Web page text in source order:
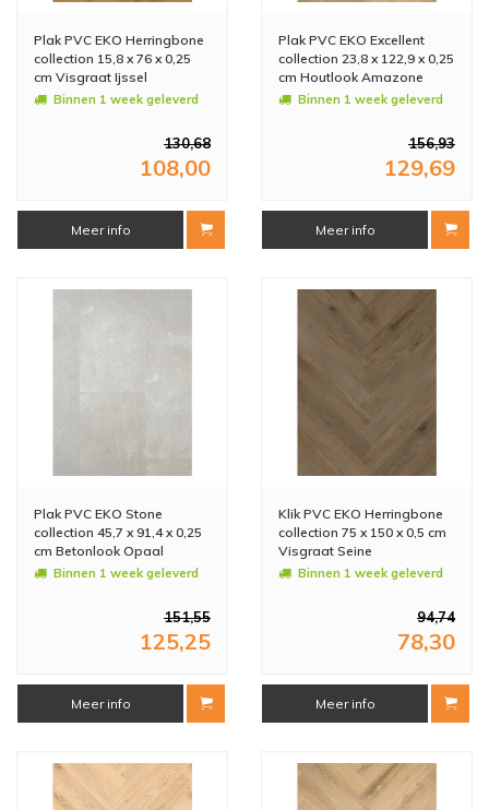
Plak PVC EKO Herringbone
collection 15,8 x 76 x 0,25
cm Visgraat Ijssel
(Doosinhoud: 2,88 m2)
Binnen 1 week geleverd
130,68
108,00
Meer info
Plak PVC EKO Excellent
collection 23,8 x 122,9 x 0,25
cm Houtlook Amazone
(Doosinhoud: 3,51 m2)
Binnen 1 week geleverd
156,93
129,69
Meer info
Plak PVC EKO Stone
collection 45,7 x 91,4 x 0,25
cm Betonlook Opaal
(Doosinhoud: 3,34 m2)
Binnen 1 week geleverd
151,55
125,25
Meer info
Klik PVC EKO Herringbone
collection 75 x 150 x 0,5 cm
Visgraat Seine
(Doosinhoud: 1,8 m2)
Binnen 1 week geleverd
94,74
78,30
Meer info